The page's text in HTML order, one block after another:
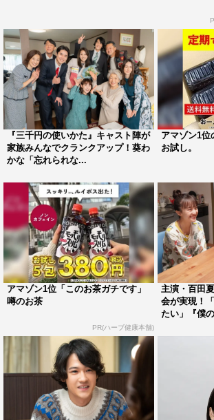
平祐奈 コメント
◆全編愛知県豊田市ロケのドラマの主演
「豊田市には初めて来ました。このドラ
読んだ時から本当にすてきなお話で、お
あちゃんと孫の温かい情景が読んだだけ
た。豊田市で実際にこうやって撮影でき
れしいです」
◆豊田市の印象は？
「最初は、車のイメージでしたね。
うイメージ（笑）。でも、実際来てみ
ふにもあるように矢作川がきれいで、緑
豊かで空気もきれい。それに、町の人が
ご飯もアユがおいしかったし、いいとこ
ういうところに住みたいな、と毎日撮影
した。栄えている町という印象があった
来てみると豊田って広いんですよね。泊
からロケ地までもけっこう距離があって
田市は全域の70パーセントを森林が占め
『三千円の使いかた』キャスト陣が
家族みんなでクランクアップ！葵わ
かな「忘れられな...
アマゾン1位
お試し。
アマゾン1位「このお茶ガチです」
噂のお茶
PR(ハーブ健康本舗)
主演・百田
会が実現！
たい」『僕